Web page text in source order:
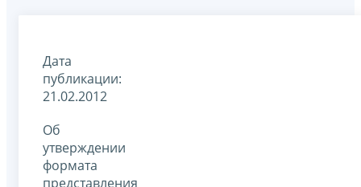
Дата
публикации:
21.02.2012
Об
утверждении
формата
представления